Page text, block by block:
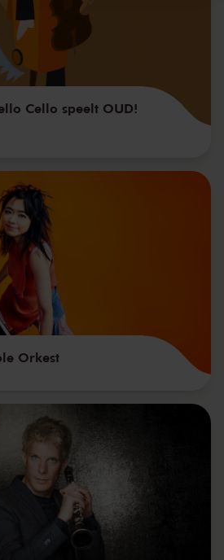
Cello speelt OUD!
Orkest